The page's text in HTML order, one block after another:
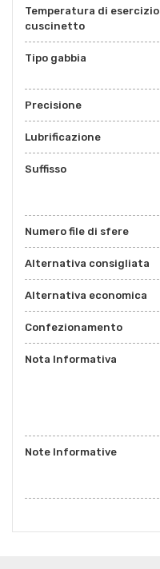
Temperatura di esercizio
cuscinetto
Tipo gabbia
Precisione
Lubrificazione
Suffisso
Numero file di sfere
Alternativa consigliata
Alternativa economica
Confezionamento
Nota Informativa
Note Informative